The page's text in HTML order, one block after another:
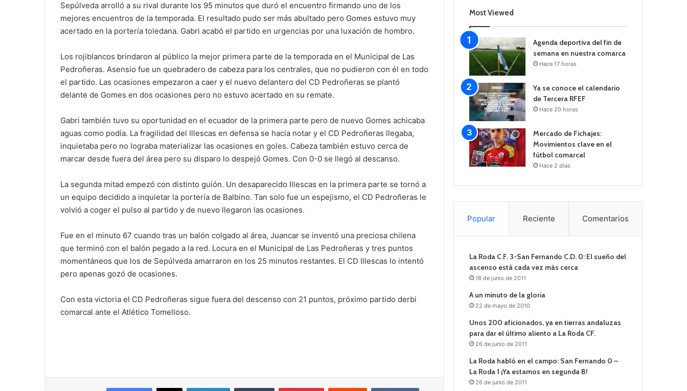
Sepúlveda arrolló a su rival durante los 95 minutos que duró el encuentro firmando uno de los
mejores encuentros de la temporada. El resultado pudo ser más abultado pero Gomes estuvo muy
acertado en la portería toledana. Gabri acabó el partido en urgencias por una luxación de hombro.
Los rojiblancos brindaron al público la mejor primera parte de la temporada en el Municipal de Las
Pedroñeras. Asensio fue un quebradero de cabeza para los centrales, que no pudieron con él en todo
el partido. Las ocasiones empezaron a caer y el nuevo delantero del CD Pedroñeras se plantó
delante de Gomes en dos ocasiones pero no estuvo acertado en su remate.
Gabri también tuvo su oportunidad en el ecuador de la primera parte pero de nuevo Gomes achicaba
aguas como podía. La fragilidad del Illescas en defensa se hacía notar y el CD Pedroñeras llegaba,
inquietaba pero no lograba materializar las ocasiones en goles. Cabeza también estuvo cerca de
marcar desde fuera del área pero su disparo lo despejó Gomes. Con 0-0 se llegó al descanso.
La segunda mitad empezó con distinto guión. Un desaparecido Illescas en la primera parte se tornó a
un equipo decidido a inquietar la portería de Balbino. Tan solo fue un espejismo, el CD Pedroñeras le
volvió a coger el pulso al partido y de nuevo llegaron las ocasiones.
Fue en el minuto 67 cuando tras un balón colgado al área, Juancar se inventó una preciosa chilena
que terminó con el balón pegado a la red. Locura en el Municipal de Las Pedroñeras y tres puntos
momentáneos que los de Sepúlveda amarraron en los 25 minutos restantes. El CD Illescas lo intentó
pero apenas gozó de ocasiones.
Con esta victoria el CD Pedroñeras sigue fuera del descenso con 21 puntos, próximo partido derbi
comarcal ante el Atlético Tomelloso.
Most Viewed
Agenda deportiva del fin de
semana en nuestra comarca
Hace 17 horas
Ya se conoce el calendario
de Tercera RFEF
Hace 20 horas
Mercado de Fichajes:
Movimientos clave en el
fútbol comarcal
Hace 2 días
Popular Reciente Comentarios
La Roda C.F. 3-San Fernando C.D. 0: El sueño del
ascenso está cada vez más cerca
18 de junio de 2011
A un minuto de la gloria
22 de mayo de 2010
Unos 200 aficionados, ya en tierras andaluzas
para dar el último aliento a La Roda CF.
26 de junio de 2011
La Roda habló en el campo: San Fernando 0 –
La Roda 1 ¡Ya estamos en segunda B!
26 de junio de 2011